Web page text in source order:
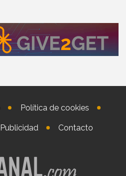
Política de cookies
Publicidad Contacto